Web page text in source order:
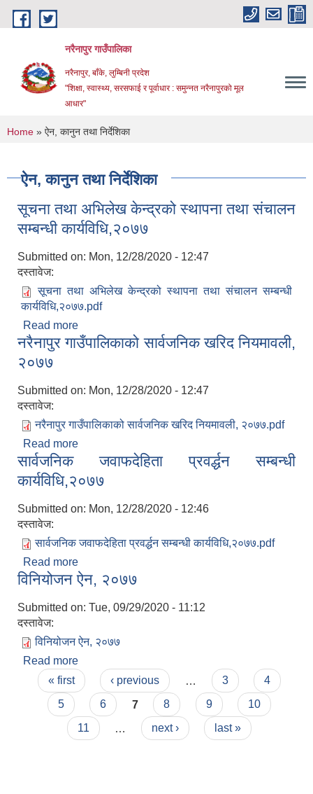
Skip to main content
नरैनापुर गाउँपालिका
नरैनापुर, बाँके, लुम्बिनी प्रदेश
"शिक्षा, स्वास्थ्य, सरसफाई र पूर्वाधार : समुन्नत नरैनापुरको मूल
आधार"
You are here
Home » ऐन, कानुन तथा निर्देशिका
ऐन, कानुन तथा निर्देशिका
सूचना तथा अभिलेख केन्द्रको स्थापना तथा संचालन
सम्बन्धी कार्यविधि,२०७७
Submitted on: Mon, 12/28/2020 - 12:47
दस्तावेज:
सूचना तथा अभिलेख केन्द्रको स्थापना तथा संचालन सम्बन्धी
कार्यविधि,२०७७.pdf
Read more
सम्बन्धी कार्यविधि,२०७७
नरैनापुर गाउँपालिकाको सार्वजनिक खरिद नियमावली,
२०७७
Submitted on: Mon, 12/28/2020 - 12:47
दस्तावेज:
नरैनापुर गाउँपालिकाको सार्वजनिक खरिद नियमावली, २०७७.pdf
Read more
२०७७
सार्वजनिक जवाफदेहिता प्रवर्द्धन सम्बन्धी
कार्यविधि,२०७७
Submitted on: Mon, 12/28/2020 - 12:46
दस्तावेज:
सार्वजनिक जवाफदेहिता प्रवर्द्धन सम्बन्धी कार्यविधि,२०७७.pdf
Read more
कार्यविधि,२०७७
विनियोजन ऐन, २०७७
Submitted on: Tue, 09/29/2020 - 11:12
दस्तावेज:
विनियोजन ऐन, २०७७
Read more
Pages
« first ‹ previous 3
4
5
6 7 8 9
10
11
next › last »